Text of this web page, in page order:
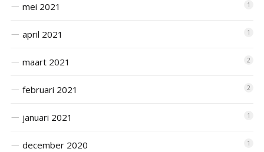
mei 2021 1
april 2021 1
maart 2021 2
februari 2021 2
januari 2021 1
december 2020 1